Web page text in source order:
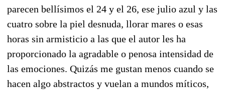
parecen bellísimos el 24 y el 26, ese julio azul y las
cuatro sobre la piel desnuda, llorar mares o esas
horas sin armisticio a las que el autor les ha
proporcionado la agradable o penosa intensidad de
las emociones. Quizás me gustan menos cuando se
hacen algo abstractos y vuelan a mundos míticos,